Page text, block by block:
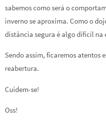
sabemos como será o
inverno se aproxima. Como o
distância segura é algo difícil na
Sendo assim, ficaremos atentos
reabertura.
Cuidem-se!
Oss!